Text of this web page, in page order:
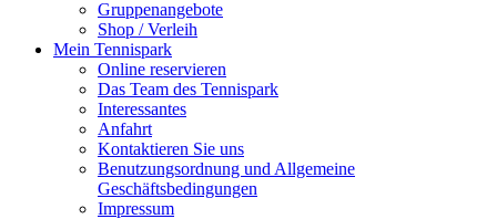
Gruppenangebote
Shop / Verleih
Mein Tennispark
Online reservieren
Das Team des Tennispark
Interessantes
Anfahrt
Kontaktieren Sie uns
Benutzungsordnung und Allgemeine
Geschäftsbedingungen
Impressum